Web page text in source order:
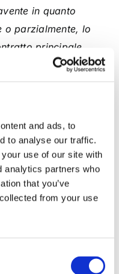
and ads, to
to analyse our traffic.
use of our site with
analytics partners who
that you’ve
from your use
in quanto
o parzialmente, lo
principale,
parti del contratto
derivato
Gavril Zaccaria